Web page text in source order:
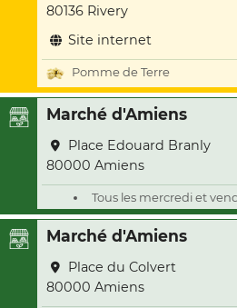
80136 Rivery
Site internet
Pomme de Terre
Marché d'Amiens
Place Edouard Branly
80000 Amiens
Tous les mercredi et
Marché d'Amiens
Place du Colvert
80000 Amiens